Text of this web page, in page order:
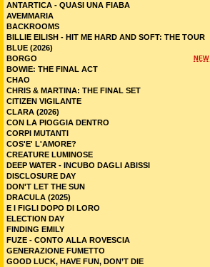
ANTARTICA - QUASI UNA FIABA
AVEMMARIA
BACKROOMS
BILLIE EILISH - HIT ME HARD AND SOFT: THE TOUR
BLUE (2026)
NEW
BORGO
BOWIE: THE FINAL ACT
CHAO
CHRIS & MARTINA: THE FINAL SET
CITIZEN VIGILANTE
CLARA (2026)
CON LA PIOGGIA DENTRO
CORPI MUTANTI
COS'E' L'AMORE?
CREATURE LUMINOSE
DEEP WATER - INCUBO DAGLI ABISSI
DISCLOSURE DAY
DON'T LET THE SUN
DRACULA (2025)
E I FIGLI DOPO DI LORO
ELECTION DAY
FINDING EMILY
FUZE - CONTO ALLA ROVESCIA
GENERAZIONE FUMETTO
GOOD LUCK, HAVE FUN, DON’T DIE